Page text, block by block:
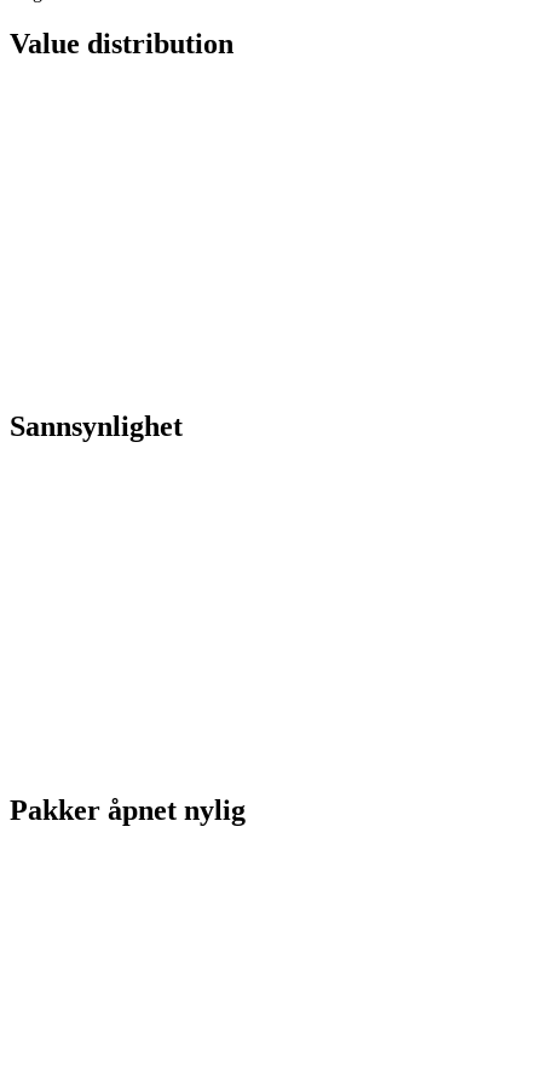
Value distribution
Sannsynlighet
Pakker åpnet nylig